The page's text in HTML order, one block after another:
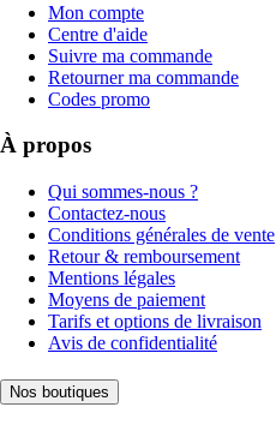
Mon compte
Centre d'aide
Suivre ma commande
Retourner ma commande
Codes promo
À propos
Qui sommes-nous ?
Contactez-nous
Conditions générales de vente
Retour & remboursement
Mentions légales
Moyens de paiement
Tarifs et options de livraison
Avis de confidentialité
Nos boutiques